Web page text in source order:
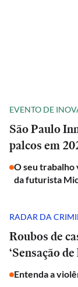
EVENTO DE
São Paulo
palcos em
O seu trabalho
da futurista
RADAR DA
Roubos de
‘Sensação
Entenda a